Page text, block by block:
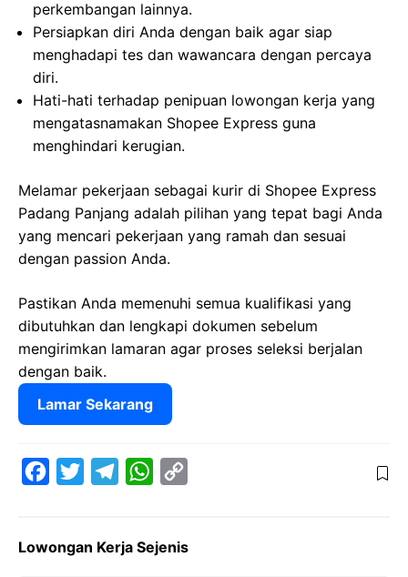
perkembangan lainnya.
Persiapkan diri Anda dengan baik agar siap
menghadapi tes dan wawancara dengan percaya
diri.
Hati-hati terhadap penipuan lowongan kerja yang
mengatasnamakan Shopee Express guna
menghindari kerugian.
Melamar pekerjaan sebagai kurir di Shopee Express
Padang Panjang adalah pilihan yang tepat bagi Anda
yang mencari pekerjaan yang ramah dan sesuai
dengan passion Anda.
Pastikan Anda memenuhi semua kualifikasi yang
dibutuhkan dan lengkapi dokumen sebelum
mengirimkan lamaran agar proses seleksi berjalan
dengan baik.
Lamar Sekarang
e
t
e
W
t
y
Lowongan Kerja Sejenis